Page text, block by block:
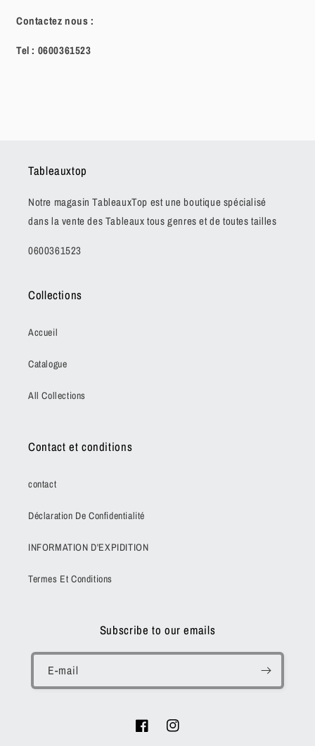
Contactez nous :
Tel : 0600361523
Tableauxtop
Notre magasin TableauxTop est une boutique spécialisé
dans la vente des Tableaux tous genres et de toutes tailles
0600361523
Collections
Accueil
Catalogue
All Collections
Contact et conditions
contact
Déclaration De Confidentialité
INFORMATION D'EXPIDITION
Termes Et Conditions
Subscribe to our emails
E-mail
FacebookInstagram